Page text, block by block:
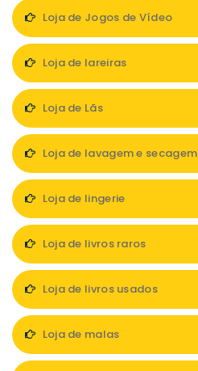
Loja de Jogos de Vídeo
Loja de lareiras
Loja de Lãs
Loja de lavagem e secagem
Loja de lingerie
Loja de livros raros
Loja de livros usados
Loja de malas